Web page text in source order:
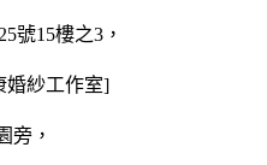
號15樓之3，
婚紗工作室]
旁，